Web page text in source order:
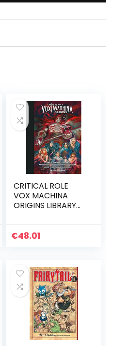
CRITICAL ROLE
VOX MACHINA
ORIGINS LIBRARY
€48.01